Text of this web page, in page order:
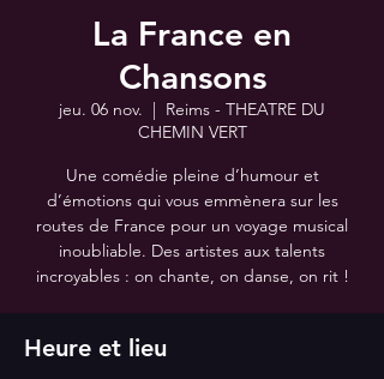
La France en
Chansons
jeu. 06 nov.
  |
Reims - THEATRE DU
CHEMIN VERT
Une comédie pleine d’humour et
d’émotions qui vous emmènera sur les
routes de France pour un voyage musical
inoubliable. Des artistes aux talents
incroyables : on chante, on danse, on rit !
Heure et lieu